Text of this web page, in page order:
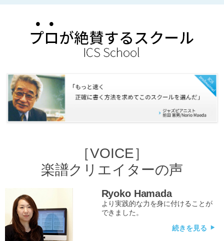
［VOICE］
楽譜クリエイターの声
Ryoko Hamada
より実践的な力を身に付けることが
できました。
続きを見る